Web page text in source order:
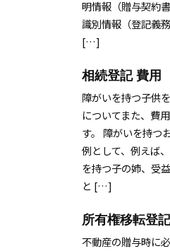
明情報（贈与契約
識別情報（登記義
[…]
相続登記 費用
障がいを持つ子供
についてまた、費
す。 障がいを持つ
例として、例えば
を持つ子の姉、受
と […]
所有権移転登
不動産の贈与時に